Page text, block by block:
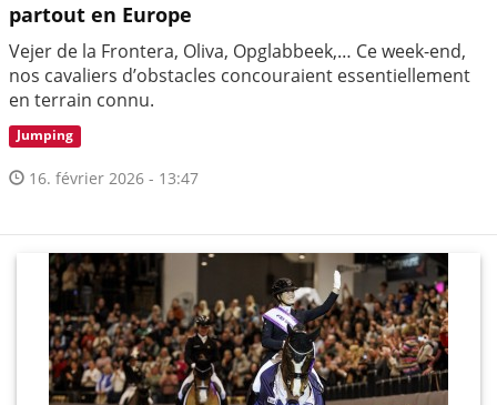
partout en Europe
Vejer de la Frontera, Oliva, Opglabbeek,… Ce week-end,
nos cavaliers d’obstacles concouraient essentiellement
en terrain connu.
Jumping
16. février 2026 - 13:47